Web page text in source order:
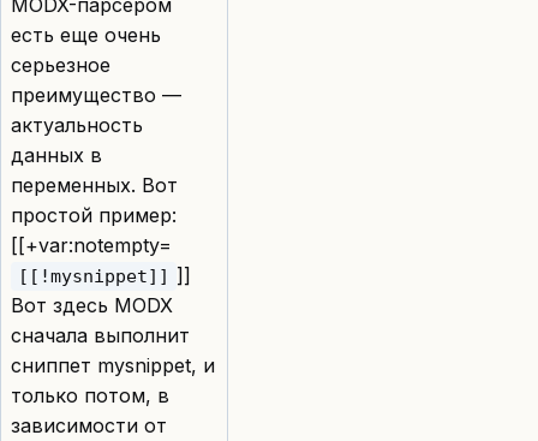
есть еще очень
серьезное
преимущество —
актуальность
данных в
переменных. Вот
простой пример:
[[+var:notempty=
[[!mysnippet]] ]]
Вот здесь MODX
сначала выполнит
сниппет mysnippet, и
только потом, в
зависимости от